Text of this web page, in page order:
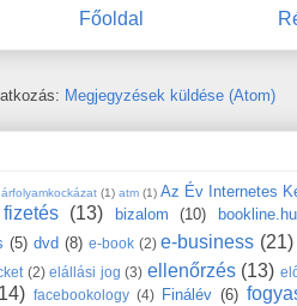
Főoldal
Megjegyzések küldése (Atom)
árfolyamkockázat (1) atm (1) Az Év Internetes
(13) bizalom (10) bookline.hu
(5) dvd (8) e-book (2) e-business (21)
(2) elállási jog (3) ellenőrzés (13)
facebookology (4) Finálév (6)